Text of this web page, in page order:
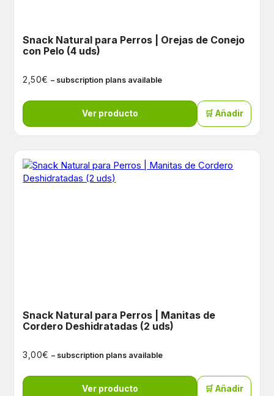
Snack Natural para Perros | Orejas de Conejo
con Pelo (4 uds)
2,50€ – subscription plans available
Ver producto 🛒 Añadir
Snack Natural para Perros | Manitas de
Cordero Deshidratadas (2 uds)
3,00€ – subscription plans available
Ver producto 🛒 Añadir